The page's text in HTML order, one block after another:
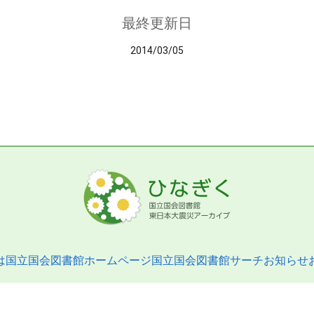
最終更新日
2014/03/05
国立国会図書館ホームページ国立国会図書館サーチお知らせ